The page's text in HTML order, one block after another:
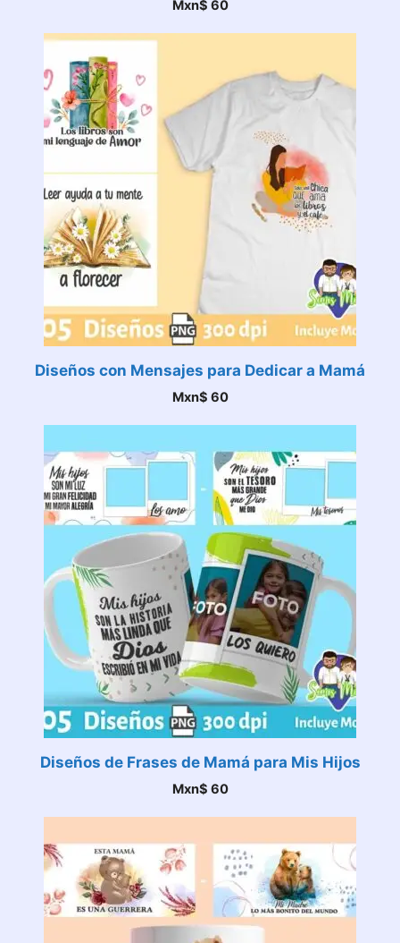
Mxn$ 60
Diseños con Mensajes para Dedicar a Mamá
Mxn$ 60
Diseños de Frases de Mamá para Mis Hijos
Mxn$ 60